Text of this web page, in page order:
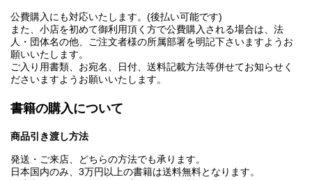
公費購入にも対応いたします。(後払い可能です)
また、小店を初めて御利用頂く方で公費購入される場合は、法
人・団体名の他、ご注文者様の所属部署を明記下さいますようお
願いいたします。
ご入り用書類、お宛名、日付、送料記載方法等併せてお知らせく
ださいますようお願いいたします。
書籍の購入について
商品引き渡し方法
発送・ご来店、どちらの方法でも承ります。
日本国内のみ、3万円以上の書籍は送料無料となります。